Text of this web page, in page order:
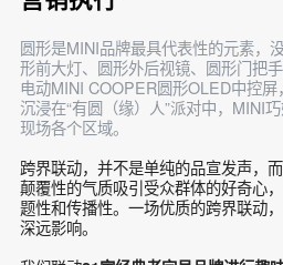
图源：MINI中国官
营销执行
形前大灯、圆形外后视镜、圆形门
电动MINI COOPER圆形OLED中
沉浸在“有圆（缘）人”派对中，
现场各个区域。